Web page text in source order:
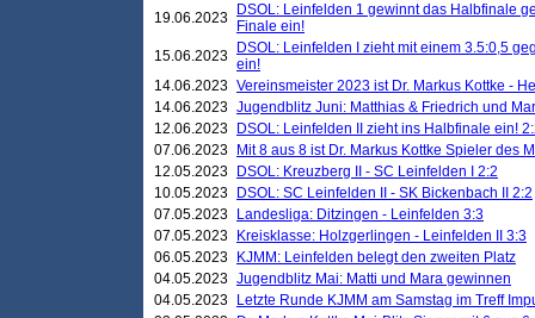
19.06.2023
DSOL: Leinfelden 1 gewinnt das Halbfinale
Finale ein!
15.06.2023
DSOL: Leinfelden I zieht mit einem 3.5:0,5
ein!
14.06.2023 Vereinsmeister 2023 ist Dr. Markus Kottke -
14.06.2023 Jugendblitz Juni: Matthias & Friedrich und
12.06.2023
DSOL: Leinfelden II zieht ins Halbfinale ein!
07.06.2023
Mit 8 aus 8 ist Dr. Markus Kottke Spieler des
12.05.2023
DSOL: Kreuzberg II - SC Leinfelden I 2:2
10.05.2023
DSOL: SC Leinfelden II - SK Bickenbach II 2:2
07.05.2023
Landesliga: Ditzingen - Leinfelden 3:3
07.05.2023
Kreisklasse: Holzgerlingen - Leinfelden II 3:3
06.05.2023
KJMM: Leinfelden belegt den zweiten Platz
04.05.2023 Jugendblitz Mai: Matti und Mara gewinnen
04.05.2023
Letzte Runde KJMM am Samstag im Treff